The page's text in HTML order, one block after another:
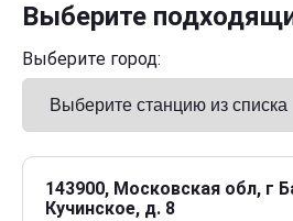
Выберите
Выберите город:
143900, Московская обл, г
Кучинское, д. 8